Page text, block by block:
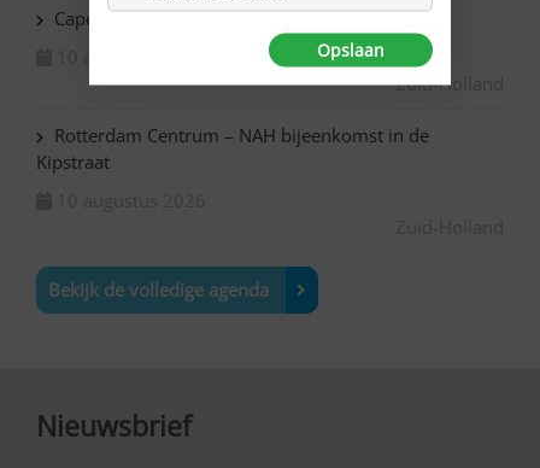
Capelle ad IJssel Beemsterhoek – Klaverjassen
Zuid-Holland
Rotterdam Centrum – NAH bijeenkomst in de
Kipstraat
Bekijk de volledige agenda
Nieuwsbrief
Opslaan